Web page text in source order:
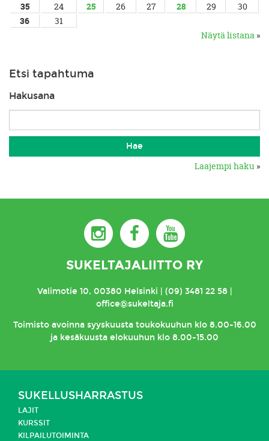
35
24 25 26 27 28 29
30
36
31
Näytä listana »
Etsi tapahtuma
Hakusana
Laajempi haku »
SUKELTAJALIITTO RY
Valimotie 10, 00380 Helsinki | (09) 3481 22 58 |
office@sukeltaja.fi
Toimistoavoinna syyskuusta toukokuuhun klo 8.00-16.00
ja kesäkuusta elokuuhun klo 8.00-15.00
SUKELLUSHARRASTUS
LAJIT
KURSSIT
KILPAILUTOIMINTA